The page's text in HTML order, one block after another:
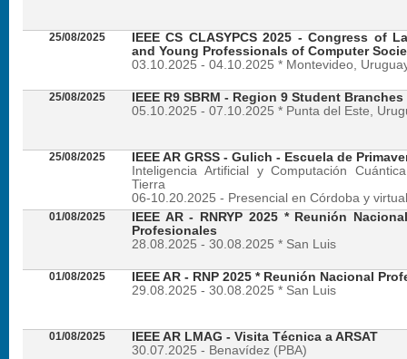
25/08/2025
IEEE CS CLASYPCS 2025 - Congress of
and Young Professionals of Computer
03.10.2025 - 04.10.2025 * Montevideo,
25/08/2025
IEEE R9 SBRM - Region 9 Student
05.10.2025 - 07.10.2025 * Punta del Este,
25/08/2025
IEEE AR GRSS - Gulich - Escuela de
Inteligencia Artificial y Computación
Tierra
06-10.20.2025 - Presencial en Córdoba y virtual
01/08/2025
IEEE AR - RNRYP 2025 * Reunión
Profesionales
28.08.2025 - 30.08.2025 * San Luis
01/08/2025
IEEE AR - RNP 2025 * Reunión Nacional
29.08.2025 - 30.08.2025 * San Luis
01/08/2025
IEEE AR LMAG - Visita Técnica a ARSAT
30.07.2025 - Benavídez (PBA)